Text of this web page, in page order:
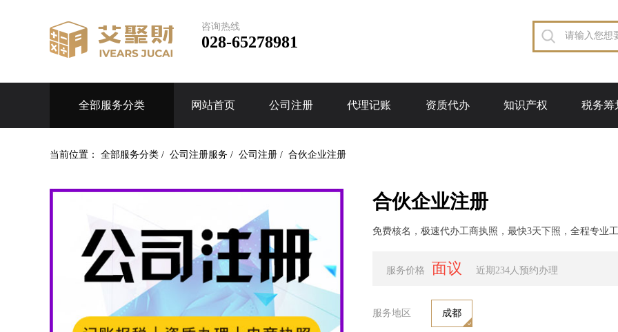
咨询热线
028-65278981
全部服务分类 网站首页 公司注册 代理记账 资质代办 知识产权 税务筹
当前位置： 全部服务分类 / 公司注册服务 / 公司注册 / 合伙企业注册
合伙企业注册
免费核名，极速代办工商执照，最快3天下照，全程专业
服务价格 面议 近期234人预约办理
服务地区 成都